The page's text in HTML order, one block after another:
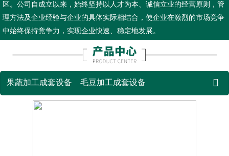
区。公司自成立以来，始终坚持以人才为本、诚信立业的经营原则，管
理方法及企业经验与企业的具体实际相结合，使企业在激烈的市场竞争
中始终保持竞争力，实现企业快速、稳定地发展。
果蔬加工成套设备 毛豆加工成套设备
鲜食玉米加工成套设备
